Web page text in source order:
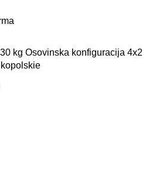
kg Osovinska konfiguracija 4x2